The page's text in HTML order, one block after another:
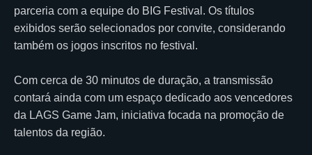
parceria com a equipe do BIG Festival. Os títulos
exibidos serão selecionados por convite, considerando
também os jogos inscritos no festival.
Com cerca de 30 minutos de duração, a transmissão
contará ainda com um espaço dedicado aos vencedores
da LAGS Game Jam, iniciativa focada na promoção de
talentos da região.